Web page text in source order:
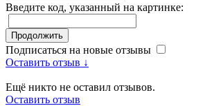
Введите код, указанный на картинке:
Продолжить
Подписаться на новые отзывы
Оставить отзыв ↓
Ещё никто не оставил отзывов.
Оставить отзыв